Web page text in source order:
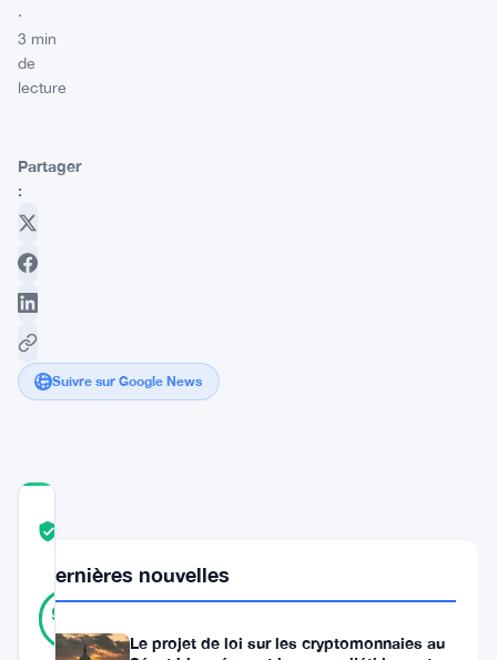
·
3 min
de
lecture
Partager
:
Suivre sur Google News
90
RÉEL
Vérifié
Mis à jour 2 ans il y a
Dernières nouvelles
Le projet de loi sur les cryptomonnaies au